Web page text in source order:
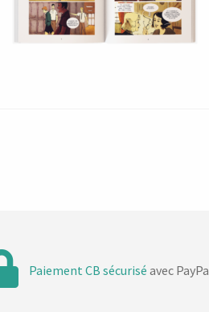
Paiement CB sécurisé avec